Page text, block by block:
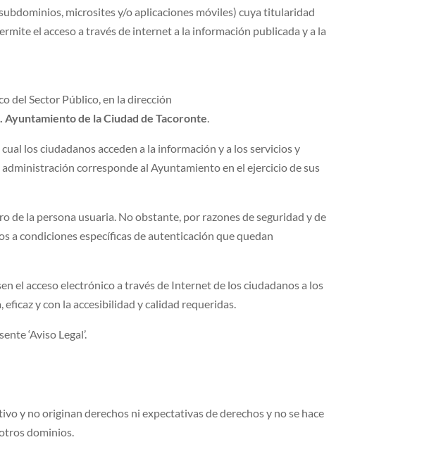
microsites y/o aplicaciones móviles) cuya titularidad
el acceso a través de internet a la información publicada y a la
del Sector Público, en la dirección
Ayuntamiento de la Ciudad de Tacoronte
los ciudadanos acceden a la información y a los servicios y
corresponde al Ayuntamiento en el ejercicio de sus
de la persona usuaria. No obstante, por razones de seguridad y de
a condiciones específicas de autenticación que quedan
el acceso electrónico a través de Internet de los ciudadanos a los
eficaz y con la accesibilidad y calidad requeridas.
‘Aviso Legal’.
y no originan derechos ni expectativas de derechos y no se hace
dominios.